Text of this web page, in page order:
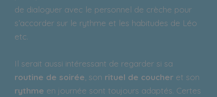
de dialoguer avec le personnel de crèche pour
s’accorder sur le rythme et les habitudes de Léo
etc.
Il serait aussi intéressant de regarder si sa
routine de soirée, son rituel de coucher et son
rythme en journée sont toujours adaptés. Certes